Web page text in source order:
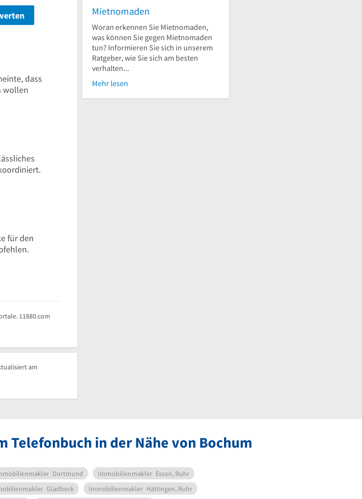
dass
wollen
für den
11880.com
am
Mietnomaden
Woran erkennen Sie Mietnomaden,
was können Sie gegen Mietnomaden
tun? Informieren Sie sich in unserem
Ratgeber, wie Sie sich am besten
verhalten...
Mehr lesen
in der Nähe von Bochum
Dortmund Immobilienmakler Essen, Ruhr
Gladbeck Immobilienmakler Hattingen, Ruhr